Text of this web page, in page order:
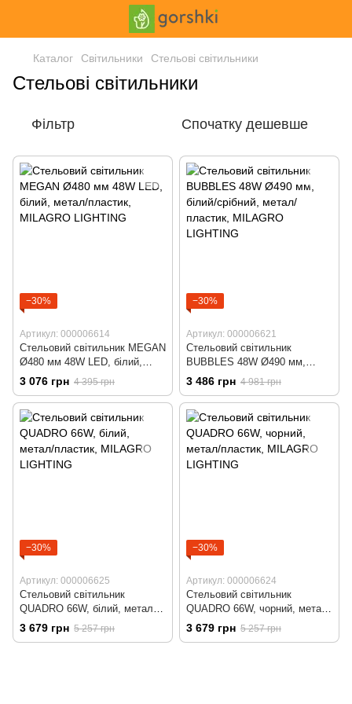
Каталог Світильники Стельові світильники
Стельові світильники
Фільтр Спочатку дешевше
−30%
Артикул: 000006614
Стельовий світильник MEGAN
Ø480 мм 48W LED, білий,
метал/пластик, MILAGRO
LIGHTING
3 076 грн 4 395 грн
−30%
Артикул: 000006621
Стельовий світильник
BUBBLES 48W Ø490 мм,
білий/срібний, метал/пластик,
MILAGRO LIGHTING
3 486 грн 4 981 грн
−30%
Артикул: 000006625
Стельовий світильник
QUADRO 66W, білий, метал/
пластик, MILAGRO LIGHTING
3 679 грн 5 257 грн
−30%
Артикул: 000006624
Стельовий світильник
QUADRO 66W, чорний, метал/
пластик, MILAGRO LIGHTING
3 679 грн 5 257 грн